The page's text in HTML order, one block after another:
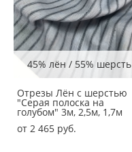
45% лён / 55% шерсть
Отрезы Лён с шерстью
"Серая полоска на
голубом" 3м, 2,5м, 1,7м
от 2 465 pуб.